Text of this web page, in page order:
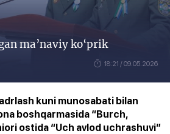
ma’naviy ko‘prik
18:21 / 09.05.2026
kuni munosabati bilan
boshqarmasida “Burch,
ostida “Uch avlod uchrashuvi”